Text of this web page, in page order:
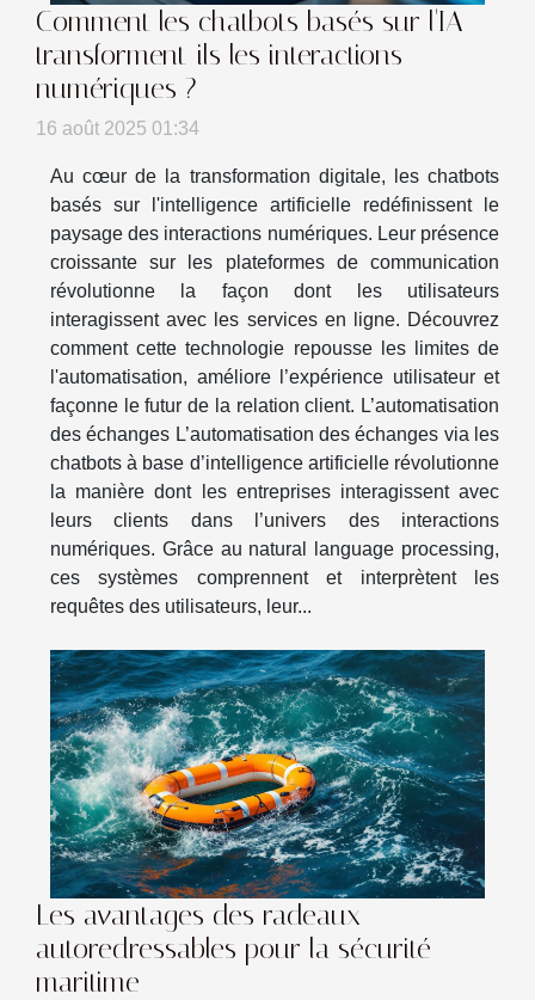
Comment les chatbots basés sur l'IA
transforment-ils les interactions
numériques ?
16 août 2025 01:34
Au cœur de la transformation digitale, les chatbots
basés sur l'intelligence artificielle redéfinissent le
paysage des interactions numériques. Leur présence
croissante sur les plateformes de communication
révolutionne la façon dont les utilisateurs
interagissent avec les services en ligne. Découvrez
comment cette technologie repousse les limites de
l'automatisation, améliore l’expérience utilisateur et
façonne le futur de la relation client. L’automatisation
des échanges L’automatisation des échanges via les
chatbots à base d’intelligence artificielle révolutionne
la manière dont les entreprises interagissent avec
leurs clients dans l’univers des interactions
numériques. Grâce au natural language processing,
ces systèmes comprennent et interprètent les
requêtes des utilisateurs, leur...
Les avantages des radeaux
autoredressables pour la sécurité
maritime